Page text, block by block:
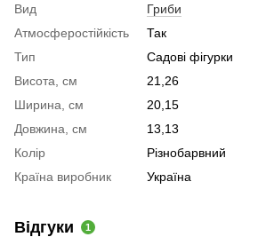
Вид
Гриби
Атмосферостійкість
Так
Тип
Садові фігурки
Висота, см
21,26
Ширина, см
20,15
Довжина, см
13,13
Колір
Різнобарвний
Країна виробник
Україна
Відгуки 1